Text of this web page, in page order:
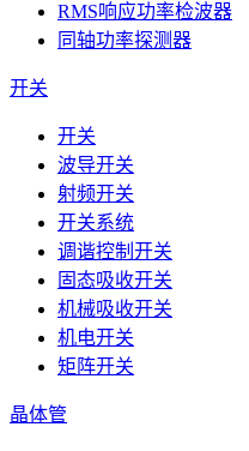
RMS响应功率检波器
同轴功率探测器
开关
开关
波导开关
射频开关
开关系统
调谐控制开关
固态吸收开关
机械吸收开关
机电开关
矩阵开关
晶体管